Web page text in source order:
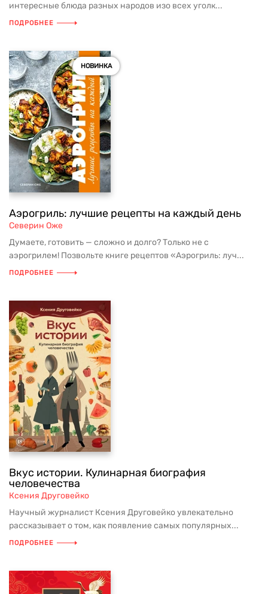
интересные блюда разных народов изо всех уголк...
ПОДРОБНЕЕ
НОВИНКА
Аэрогриль: лучшие рецепты на каждый день
Северин Оже
Думаете, готовить — сложно и долго? Только не с
аэрогрилем! Позвольте книге рецептов «Аэрогриль: луч...
ПОДРОБНЕЕ
Вкус истории. Кулинарная биография
человечества
Ксения Друговейко
Научный журналист Ксения Друговейко увлекательно
рассказывает о том, как появление самых популярных...
ПОДРОБНЕЕ